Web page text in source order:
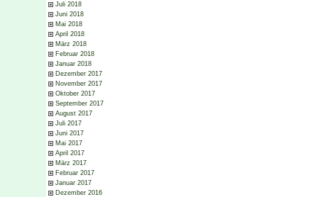
Juli 2018
Juni 2018
Mai 2018
April 2018
März 2018
Februar 2018
Januar 2018
Dezember 2017
November 2017
Oktober 2017
September 2017
August 2017
Juli 2017
Juni 2017
Mai 2017
April 2017
März 2017
Februar 2017
Januar 2017
Dezember 2016